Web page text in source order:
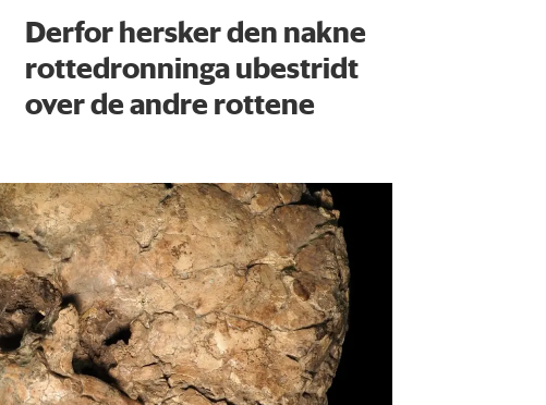
Derfor hersker den nakne
rottedronninga ubestridt
over de andre rottene